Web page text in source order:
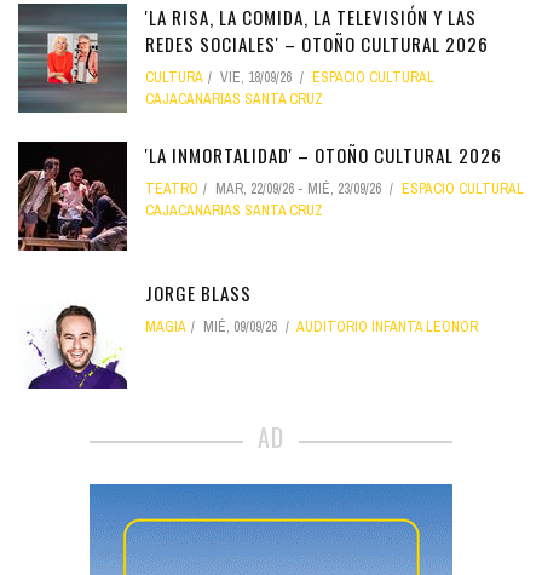
'LA RISA, LA COMIDA, LA TELEVISIÓN Y LAS
REDES SOCIALES' – OTOÑO CULTURAL 2026
CULTURA VIE, 18/09/26
ESPACIO CULTURAL
CAJACANARIAS SANTA CRUZ
'LA INMORTALIDAD' – OTOÑO CULTURAL 2026
TEATRO MAR, 22/09/26 - MIÉ, 23/09/26
ESPACIO CULTURAL
CAJACANARIAS SANTA CRUZ
JORGE BLASS
MAGIA MIÉ, 09/09/26 AUDITORIO INFANTA LEONOR
AD